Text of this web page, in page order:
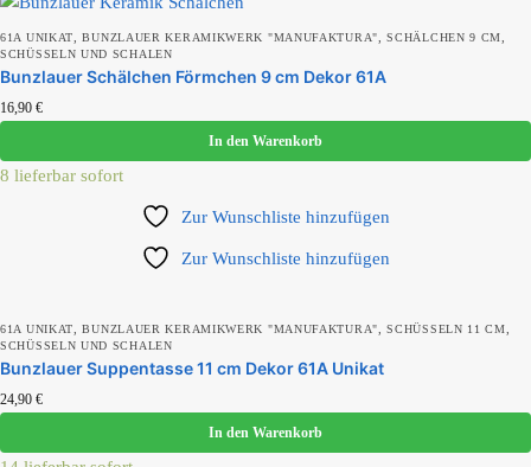
61A UNIKAT,BUNZLAUER KERAMIKWERK "MANUFAKTURA",SCHÄLCHEN 9 CM,
SCHÜSSELN UND SCHALEN
Bunzlauer Schälchen Förmchen 9 cm Dekor 61A
16,90 €
In den Warenkorb
8 lieferbar sofort
Zur Wunschliste hinzufügen
Zur Wunschliste hinzufügen
61A UNIKAT,BUNZLAUER KERAMIKWERK "MANUFAKTURA",SCHÜSSELN 11 CM,
SCHÜSSELN UND SCHALEN
Bunzlauer Suppentasse 11 cm Dekor 61A Unikat
24,90 €
In den Warenkorb